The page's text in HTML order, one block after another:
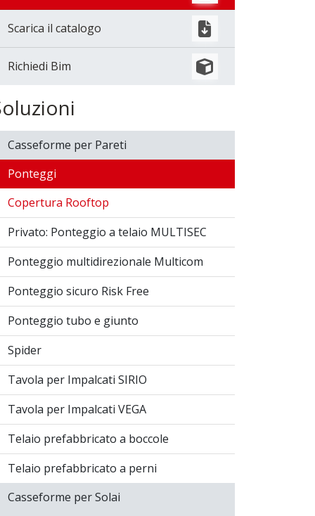
Scarica il catalogo
Richiedi Bim
Casseforme per Pareti
Ponteggi
Copertura Rooftop
Privato: Ponteggio a telaio MULTISEC
Ponteggio multidirezionale Multicom
Ponteggio sicuro Risk Free
Ponteggio tubo e giunto
Spider
Tavola per Impalcati SIRIO
Tavola per Impalcati VEGA
Telaio prefabbricato a boccole
Telaio prefabbricato a perni
Casseforme per Solai